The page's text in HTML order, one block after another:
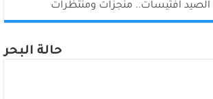
الصيد افتيسات.. منجزات ومنتظرات
حالة البحر